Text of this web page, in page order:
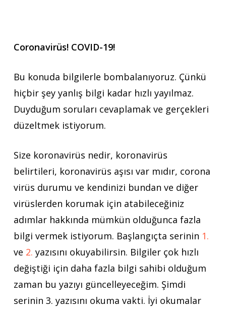
Coronavirüs! COVID-19!
Bu konuda bilgilerle bombalanıyoruz. Çünkü
hiçbir şey yanlış bilgi kadar hızlı yayılmaz.
Duyduğum soruları cevaplamak ve gerçekleri
düzeltmek istiyorum.
Size koronavirüs nedir, koronavirüs
belirtileri, koronavirüs aşısı var mıdır, corona
virüs durumu ve kendinizi bundan ve diğer
virüslerden korumak için atabileceğiniz
adımlar hakkında mümkün olduğunca fazla
bilgi vermek istiyorum. Başlangıçta serinin 1.
ve 2. yazısını okuyabilirsin. Bilgiler çok hızlı
değiştiği için daha fazla bilgi sahibi olduğum
zaman bu yazıyı güncelleyeceğim. Şimdi
serinin 3. yazısını okuma vakti. İyi okumalar